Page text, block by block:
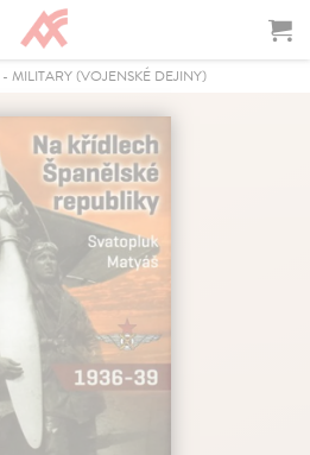
- MILITARY (VOJENSKÉ DEJINY)